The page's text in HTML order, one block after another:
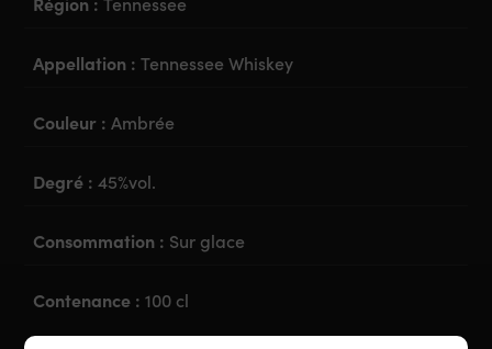
Appellation :Tennessee Whiskey
Couleur :Ambrée
Degré :45%vol.
Consommation : Sur glace
Contenance :100 cl